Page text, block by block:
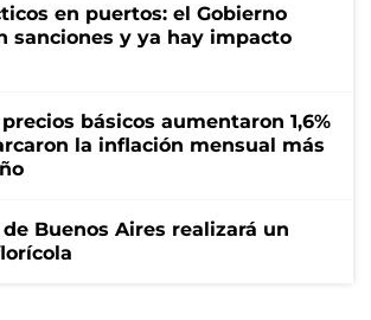
en puertos: el Gobierno
sanciones y ya hay impacto
básicos aumentaron 1,6%
la inflación mensual más
Buenos Aires realizará un